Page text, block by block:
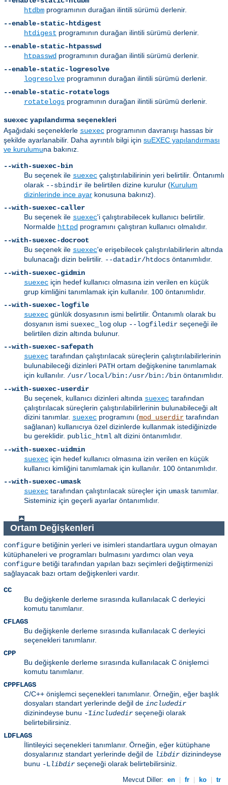
htdbm programının durağan ilintili sürümü derlenir.
--enable-static-htdigest
htdigest programının durağan ilintili sürümü derlenir.
--enable-static-htpasswd
htpasswd programının durağan ilintili sürümü derlenir.
--enable-static-logresolve
logresolve programının durağan ilintili sürümü derlenir.
--enable-static-rotatelogs
rotatelogs programının durağan ilintili sürümü derlenir.
suexec yapılandırma seçenekleri
Aşağıdaki seçeneklerle suexec programının davranışı hassas bir
şekilde ayarlanabilir. Daha ayrıntılı bilgi için suEXEC yapılandırması
ve kurulumuna bakınız.
--with-suexec-bin
Bu seçenek ile suexec çalıştırılabilirinin yeri belirtilir. Öntanımlı
olarak --sbindir ile belirtilen dizine kurulur (Kurulum
dizinlerinde ince ayar konusuna bakınız).
--with-suexec-caller
Bu seçenek ile suexec'i çalıştırabilecek kullanıcı belirtilir.
Normalde httpd programını çalıştıran kullanıcı olmalıdır.
--with-suexec-docroot
Bu seçenek ile suexec'e erişebilecek çalıştırılabilirlerin altında
bulunacağı dizin belirtilir. --datadir/htdocs öntanımlıdır.
--with-suexec-gidmin
suexec için hedef kullanıcı olmasına izin verilen en küçük
grup kimliğini tanımlamak için kullanılır. 100 öntanımlıdır.
--with-suexec-logfile
suexec günlük dosyasının ismi belirtilir. Öntanımlı olarak bu
dosyanın ismi suexec_log olup --logfiledir seçeneği ile
belirtilen dizin altında bulunur.
--with-suexec-safepath
suexec tarafından çalıştırılacak süreçlerin çalıştırılabilirlerinin
bulunabileceği dizinleri PATH ortam değişkenine tanımlamak
için kullanılır. /usr/local/bin:/usr/bin:/bin öntanımlıdır.
--with-suexec-userdir
Bu seçenek, kullanıcı dizinleri altında suexec tarafından
çalıştırılacak süreçlerin çalıştırılabilirlerinin bulunabileceği alt
dizini tanımlar. suexec programını (mod_userdir tarafından
sağlanan) kullanıcıya özel dizinlerde kullanmak istediğinizde
bu gereklidir. public_html alt dizini öntanımlıdır.
--with-suexec-uidmin
suexec için hedef kullanıcı olmasına izin verilen en küçük
kullanıcı kimliğini tanımlamak için kullanılır. 100 öntanımlıdır.
--with-suexec-umask
suexec tarafından çalıştırılacak süreçler için umask tanımlar.
Sisteminiz için geçerli ayarlar öntanımlıdır.
Ortam Değişkenleri
configure betiğinin yerleri ve isimleri standartlara uygun olmayan
kütüphaneleri ve programları bulmasını yardımcı olan veya
configure betiği tarafından yapılan bazı seçimleri değiştirmenizi
sağlayacak bazı ortam değişkenleri vardır.
CC
Bu değişkenle derleme sırasında kullanılacak C derleyici
komutu tanımlanır.
CFLAGS
Bu değişkenle derleme sırasında kullanılacak C derleyici
seçenekleri tanımlanır.
CPP
Bu değişkenle derleme sırasında kullanılacak C önişlemci
komutu tanımlanır.
CPPFLAGS
C/C++ önişlemci seçenekleri tanımlanır. Örneğin, eğer başlık
dosyaları standart yerlerinde değil de includedir
dizinindeyse bunu -Iincludedir seçeneği olarak
belirtebilirsiniz.
LDFLAGS
İlintileyici seçenekleri tanımlanır. Örneğin, eğer kütüphane
dosyalarınız standart yerlerinde değil de libdir dizinindeyse
bunu -Llibdir seçeneği olarak belirtebilirsiniz.
Mevcut Diller: en | fr | ko | tr